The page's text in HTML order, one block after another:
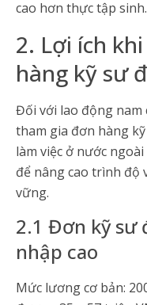
cao hơn thực tập sinh.
2. Lợi ích
hàng kỹ sư
Đối với lao động nam
tham gia đơn hàng
làm việc ở nước
để nâng cao trình độ
vững.
2.1 Đơn kỹ sư
nhập cao
Mức lương cơ bản: